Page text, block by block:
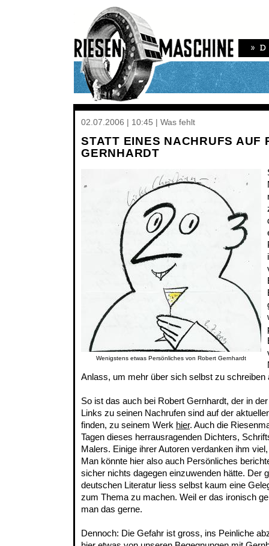
02.07.2006 | 10:45 | Was fehlt
STATT EINES NACHRUFS AUF
GERNHARDT
Wenigstens etwas Persönliches von Robert Gernhardt
Anlass, um mehr über sich selbst zu schreiben
So ist das auch bei Robert Gernhardt, der in
Links zu seinen Nachrufen sind auf der
finden, zu seinem Werk hier. Auch die
Tagen dieses herrausragenden Dichters,
Malers. Einige ihrer Autoren verdanken ihm
Man könnte hier also auch Persönliches
sicher nichts dagegen einzuwenden hätte. Der
deutschen Literatur liess selbst kaum eine
zum Thema zu machen. Weil er das ironisch
man das gerne.
Dennoch: Die Gefahr ist gross, ins Peinliche